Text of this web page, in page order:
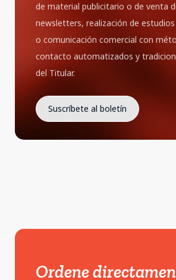
de material publicitario o de venta
newsletters, realización de
o comunicación comercial con
contacto automatizados y
del Titular.
Ordene